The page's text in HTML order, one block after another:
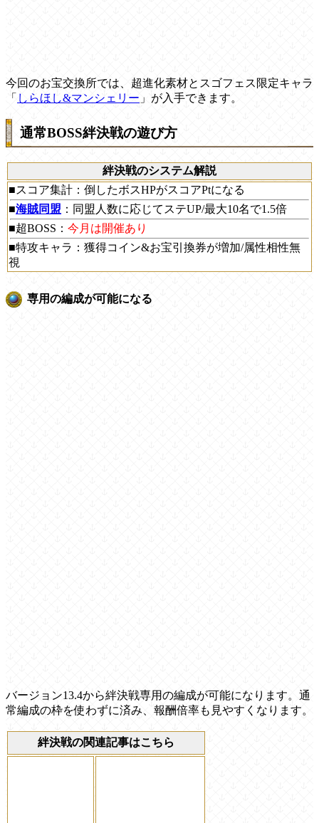
今回のお宝交換所では、超進化素材とスゴフェス限定キャラ
「 しらほし&マンシェリー 」が入手できます。
通常BOSS絆決戦の遊び方
絆決戦のシステム解説
■スコア集計：倒したボスHPがスコアPtになる
■海賊同盟 ：同盟人数に応じてステUP/最大10名で1.5倍
■超BOSS： 今月は開催あり
■特攻キャラ：獲得コイン&お宝引換券が増加/属性相性無
視
専用の編成が可能になる
バージョン13.4から絆決戦専用の編成が可能になります。通
常編成の枠を使わずに済み、報酬倍率も見やすくなります。
絆決戦の関連記事はこちら